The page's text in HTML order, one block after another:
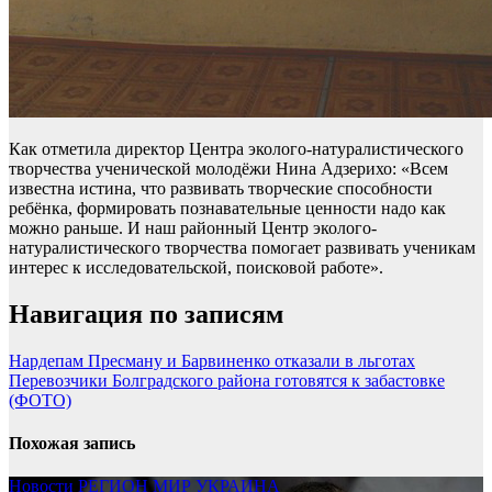
Как отметила директор Центра эколого-натуралистического
творчества ученической молодёжи Нина Адзерихо: «Всем
известна истина, что развивать творческие способности
ребёнка, формировать познавательные ценности надо как
можно раньше. И наш районный Центр эколого-
натуралистического творчества помогает развивать ученикам
интерес к исследовательской, поисковой работе».
Навигация по записям
Нардепам Пресману и Барвиненко отказали в льготах
Перевозчики Болградского района готовятся к забастовке
(ФОТО)
Похожая запись
Новости РЕГИОНМИР УКРАИНА